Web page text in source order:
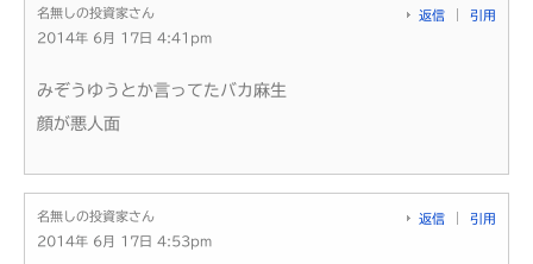
名無しの投資家さん
2014年 6月 17日 4:41pm
返信 引用
みぞうゆうとか言ってたバカ麻生
顔が悪人面
名無しの投資家さん
2014年 6月 17日 4:53pm
返信 引用